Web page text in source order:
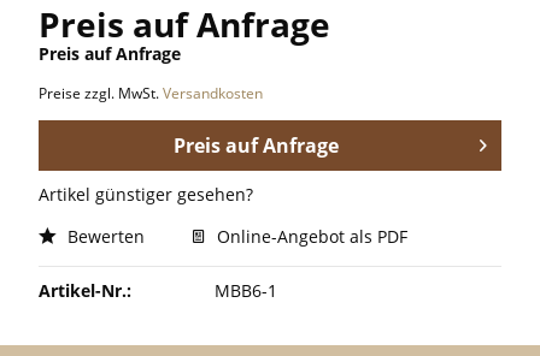
Preis auf Anfrage
Preis auf Anfrage
Preise zzgl. MwSt.Versandkosten
Preis auf Anfrage
Artikel günstiger gesehen?
Bewerten
Online-Angebot als PDF
Artikel-Nr.: MBB6-1